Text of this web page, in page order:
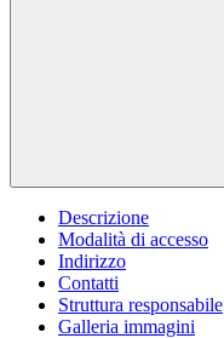
Descrizione
Modalità di accesso
Indirizzo
Contatti
Struttura responsabile
Galleria immagini